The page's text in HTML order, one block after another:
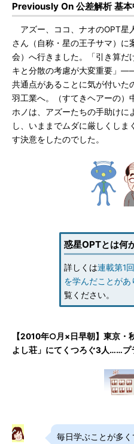
Previously On 公差解析 基本
アズー、ココ、ナオのOPT星
さん（自称・星の王子サマ）に
会）へ行きました。「引き算だ
キと分散の考慮が大変重要」
共通点があることに気が付いた
羽工業へ。（すてきヘアーの）
ホノは、アズーたちの手助けに
し、いままでムダに厳しくし
す決意をしたのでした。
惑星OPTとは何
詳しくは連載第1
を学んだことがあ
覧ください。
【2010年○月×日早朝】東京・
よし荘」にてくつろぐ3人……プ
毎日学ぶことが多